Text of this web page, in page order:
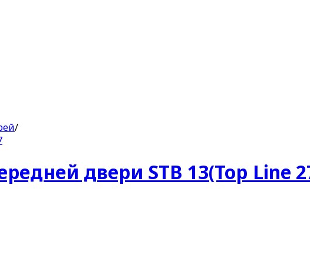
/
двери STB 13(Top Line